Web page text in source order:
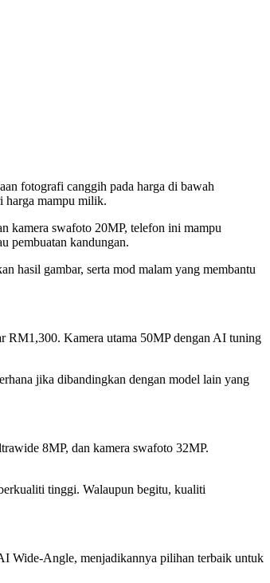
fotografi canggih pada harga di bawah
harga mampu milik.
kamera swafoto 20MP, telefon ini mampu
pembuatan kandungan.
hasil gambar, serta mod malam yang membantu
RM1,300. Kamera utama 50MP dengan AI tuning
jika dibandingkan dengan model lain yang
8MP, dan kamera swafoto 32MP.
tinggi. Walaupun begitu, kualiti
Wide-Angle, menjadikannya pilihan terbaik untuk